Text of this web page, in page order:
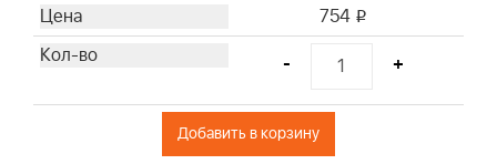
754 i
- +
Добавить в корзину